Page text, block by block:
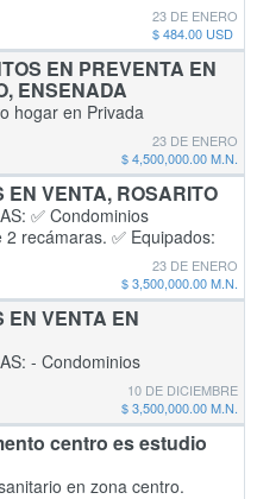
• 1-4 recamaras • 1-3
• Comedor • Estudio •
23 DE ENERO
$ 484.00 USD
EN PREVENTA EN
ENSENADA
hogar en Privada
desarrollo con 5 torres
de solo 3 niveles,
confort, modernidad
23 DE ENERO
$ 4,500,000.00 M.N.
EN VENTA, ROSARITO
✅ Condominios
recámaras. ✅ Equipados:
y electrodomesticos
refrigerador,
23 DE ENERO
$ 3,500,000.00 M.N.
EN VENTA EN
- Condominios
2 recámaras. - Equipados:
y electrodomesticos
refrigerador,
10 DE DICIEMBRE
$ 3,500,000.00 M.N.
centro es estudio
en zona centro.